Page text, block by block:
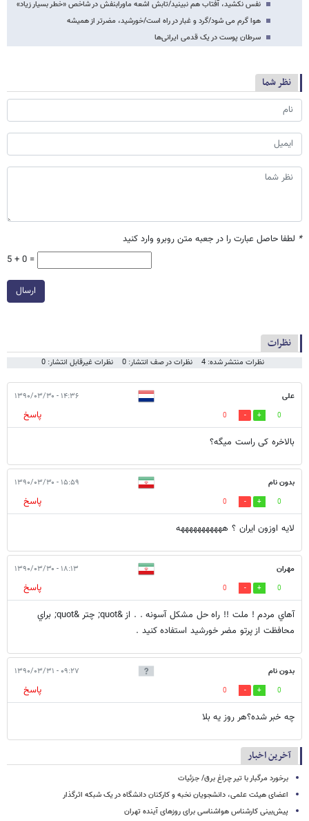
نفس نکشید، آفتاب هم نبینید/تابش اشعه ماورابنفش در شاخص «خطر بسیار زیاد»
هوا گرم می شود/گرد و غبار در راه است/خورشید، مضرتر از همیشه
سرطان پوست در یک قدمی ایرانی‌ها
نظر شما
* لطفا حاصل عبارت را در جعبه متن روبرو وارد کنید
5 + 0 =
ارسال
نظرات
نظرات منتشر شده: 4 نظرات در صف انتشار: 0 نظرات غیرقابل انتشار: 0
علی ۱۴:۳۶ - ۱۳۹۰/۰۳/۳۰
0
0
پاسخ
بالاخره کی راست میگه؟
بدون نام ۱۵:۵۹ - ۱۳۹۰/۰۳/۳۰
0
0
پاسخ
لایه اوزون ایران ؟ هههههههههههه
مهران ۱۸:۱۳ - ۱۳۹۰/۰۳/۳۰
0
0
پاسخ
آهاي مردم ! ملت !! راه حل مشكل آسونه . . از &quot; چتر &quot; براي
محافظت از پرتو مضر خورشيد استفاده كنيد .
بدون نام ۰۹:۲۷ - ۱۳۹۰/۰۳/۳۱
0
0
پاسخ
چه خبر شده؟هر روز یه بلا
آخرین اخبار
برخورد مرگبار با تیر چراغ برق/ جزئیات
اعضای هیئت علمی، دانشجویان نخبه و کارکنان دانشگاه در یک شبکه‌ اثرگذار
پیش‌بینی کارشناس هواشناسی برای روزهای آینده تهران